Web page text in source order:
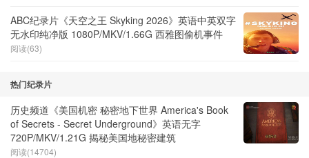
ABC纪录片《天空之王 Skyking 2026》英语中英双字
无水印纯净版 1080P/MKV/1.66G 西雅图偷机事件
阅读(63)
热门纪录片
历史频道《美国机密 秘密地下世界 America's Book
of Secrets - Secret Underground》英语无字
720P/MKV/1.21G 揭秘美国地秘密建筑
阅读(14704)